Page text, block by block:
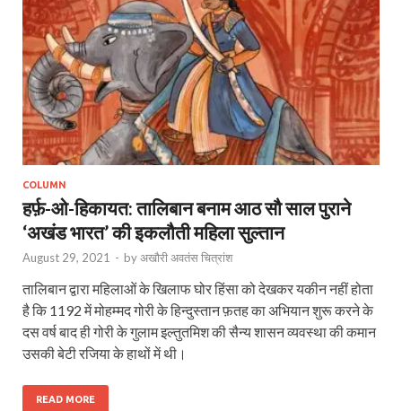
COLUMN
हर्फ़-ओ-हिकायत: तालिबान बनाम आठ सौ साल पुराने
‘अखंड भारत’ की इकलौती महिला सुल्तान
August 29, 2021 - byअखौरी अवतंस चित्रांश
तालिबान द्वारा महिलाओं के खिलाफ घोर हिंसा को देखकर यकीन नहीं होता
है कि 1192 में मोहम्‍मद गोरी के हिन्दुस्तान फ़तह का अभियान शुरू करने के
दस वर्ष बाद ही गोरी के गुलाम इल्‍तुतमिश की सैन्य शासन व्यवस्था की कमान
उसकी बेटी रजिया के हाथों में थी।
READ MORE